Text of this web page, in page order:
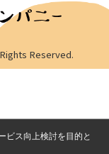
Reserved.
ビス向上検討を目的と